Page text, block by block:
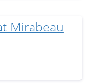
Mirabeau
Mirabeau